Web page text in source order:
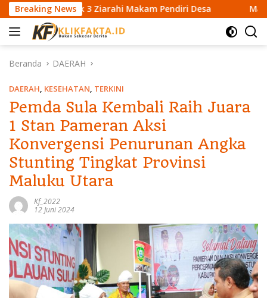
a
Breaking News
3 Ziarahi Makam Pendiri Desa Mahasiswa KKN
Beranda DAERAH
DAERAH, KESEHATAN, TERKINI
Pemda Sula Kembali Raih Juara
1 Stan Pameran Aksi
Konvergensi Penurunan Angka
Stunting Tingkat Provinsi
Maluku Utara
Kf_2022
12 Juni 2024